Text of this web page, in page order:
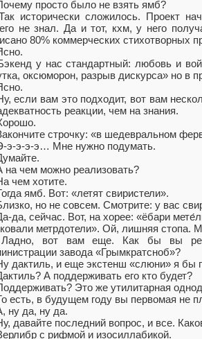
просто было не взять ямб?
исторически сложилось. Проект
не знал. Да и тот, кхм, у него
80% коммерческих стихотворных
у нас стандартный: любовь и
оксюморон, разрыв дискурса» но в
если вам это подходит, вот вам
реакции, чем на знания.
строчку: «в шедевральном
э-э-э… Мне нужно подумать.
чем можно реализовать?
чем хотите.
ямб. Вот: «летят свиристели».
но не совсем. Смотрите: у вас
да, сейчас. Вот, на хорее: «ёбари
метрдотели». Ой, лишняя стопа.
вот вам еще. Как бы вы
завода «Грымкратсноб»?
дактиль, и еще экстенш «слюни» я бы
А поддерживать его кто будет?
Это же утилитарная
есть, в будущем году вы первомая не
ну да, ну да.
давайте последний вопрос, и все.
с рифмой и изосиллабикой.